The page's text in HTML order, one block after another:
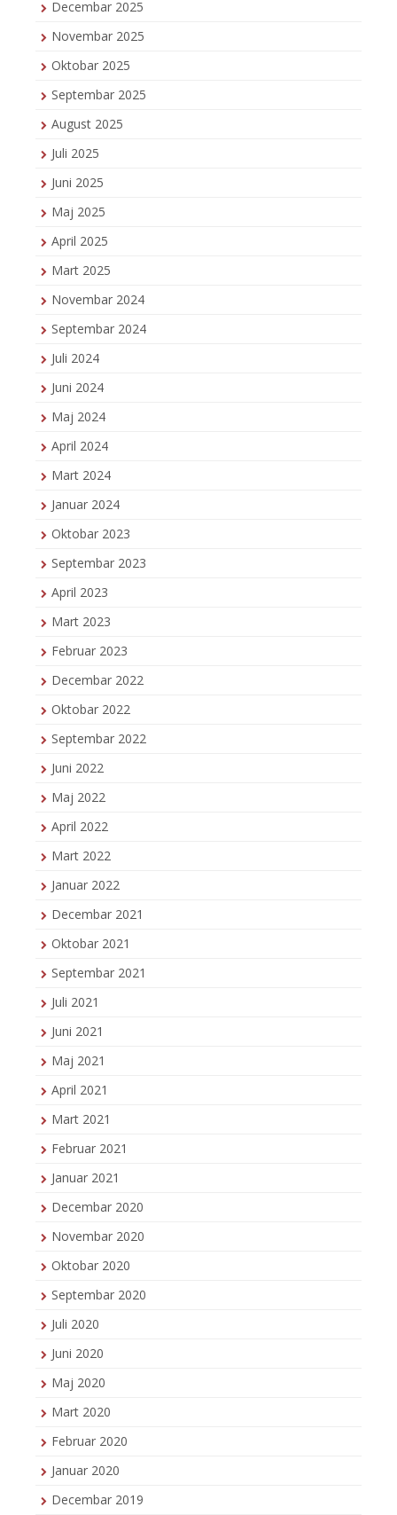
Decembar 2025
Novembar 2025
Oktobar 2025
Septembar 2025
August 2025
Juli 2025
Juni 2025
Maj 2025
April 2025
Mart 2025
Novembar 2024
Septembar 2024
Juli 2024
Juni 2024
Maj 2024
April 2024
Mart 2024
Januar 2024
Oktobar 2023
Septembar 2023
April 2023
Mart 2023
Februar 2023
Decembar 2022
Oktobar 2022
Septembar 2022
Juni 2022
Maj 2022
April 2022
Mart 2022
Januar 2022
Decembar 2021
Oktobar 2021
Septembar 2021
Juli 2021
Juni 2021
Maj 2021
April 2021
Mart 2021
Februar 2021
Januar 2021
Decembar 2020
Novembar 2020
Oktobar 2020
Septembar 2020
Juli 2020
Juni 2020
Maj 2020
Mart 2020
Februar 2020
Januar 2020
Decembar 2019